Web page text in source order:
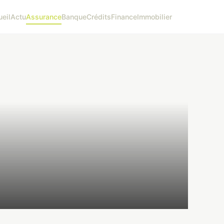
ActuAssuranceBanqueCréditsFinanceImmobilier